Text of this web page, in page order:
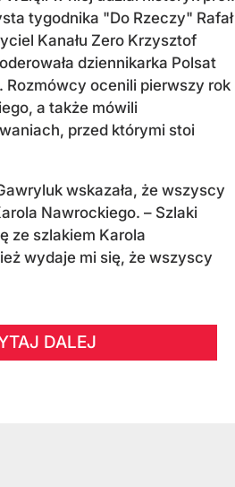
tygodnika "Do Rzeczy" Rafał
Kanału Zero Krzysztof
dziennikarka Polsat
Rozmówcy ocenili pierwszy rok
a także mówili
przed którymi stoi
wskazała, że wszyscy
Nawrockiego. – Szlaki
ze szlakiem Karola
wydaje mi się, że wszyscy
DALEJ